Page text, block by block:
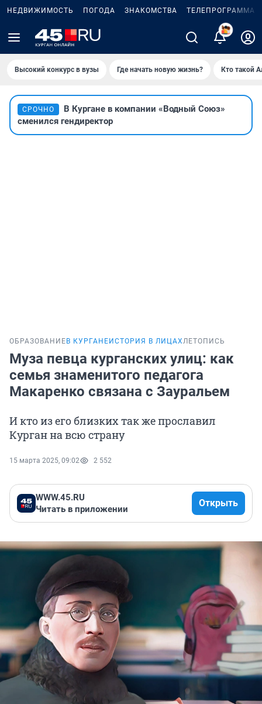
НЕДВИЖИМОСТЬ ПОГОДА ЗНАКОМСТВА ТЕЛЕПРОГРАММА
2
Высокий конкурс в вузы Где начать новую жизнь? Кто такой
СРОЧНО
В Кургане в компании «Водный Союз»
сменился гендиректор
ОБРАЗОВАНИЕ В КУРГАНЕ ИСТОРИЯ В ЛИЦАХЛЕТОПИСЬ
Муза певца курганских улиц: как
семья знаменитого педагога
Макаренко связана с Зауральем
И кто из его близких так же прославил
Курган на всю страну
15 марта 2025, 09:02 2 552
WWW.45.RU
Читать в приложении
Открыть